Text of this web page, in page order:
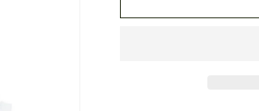
Nationalpark